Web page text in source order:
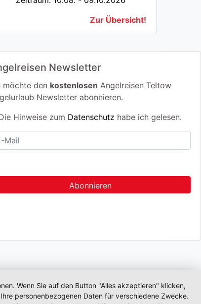
Zur Übersicht!
Newsletter
möchte den kostenlosen Angelreisen Teltow
Newsletter abonnieren.
Hinweise zum Datenschutz habe ich gelesen.
Wenn Sie auf den Button "Alles akzeptieren" klicken,
personenbezogenen Daten für verschiedene Zwecke.